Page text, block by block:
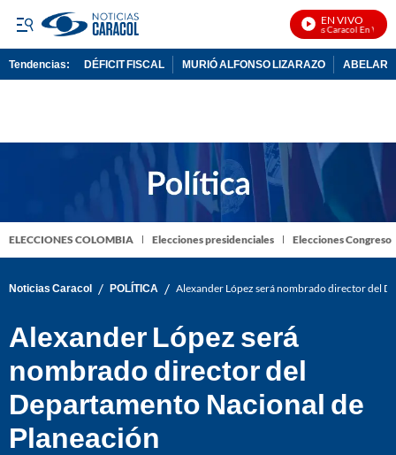
EN VIVO
Noticias Caracol En Vivo
Tendencias: DÉFICIT FISCAL MURIÓ ALFONSO LIZARAZO
ELECCIONES COLOMBIA Elecciones presidenciales Elecciones Congreso
Noticias Caracol / POLÍTICA / Alexander López será nombrado director del
Alexander López será
nombrado director del
Departamento Nacional de
Planeación